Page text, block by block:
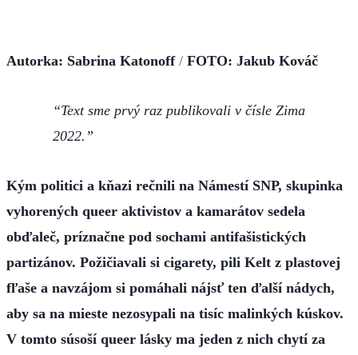
Autorka: Sabrina Katonoff/ FOTO: Jakub Kováč
Text sme prvý raz publikovali v čísle Zima
2022.
Kým politici a kňazi rečnili na Námestí SNP, skupinka
vyhorených queer aktivistov a kamarátov sedela
obďaleč, príznačne pod sochami antifašistických
partizánov. Požičiavali si cigarety, pili Kelt z plastovej
fľaše a navzájom si pomáhali nájsť ten ďalší nádych,
aby sa na mieste nezosypali na tisíc malinkých kúskov.
V tomto súsoší queer lásky ma jeden z nich chytí za